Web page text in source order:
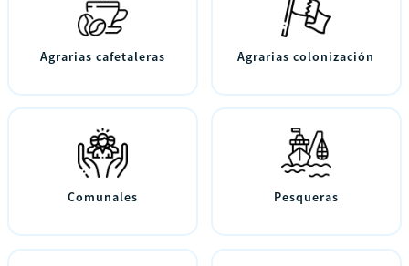
Agrarias cafetaleras Agrarias colonización
Comunales Pesqueras